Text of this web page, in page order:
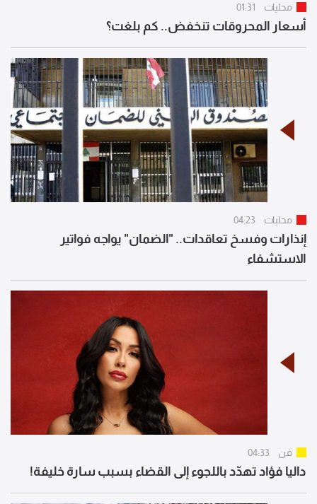
محليات 01:31
أسعار المحروقات تنخفض.. كم بلغت؟
محليات 04:23
إنذارات وفسخ تعاقدات.. "الضمان" يواجه فواتير
الاستشفاء
فن 04:33
داليا فؤاد تهدّد باللجوء إلى القضاء بسبب سارة خليفة!